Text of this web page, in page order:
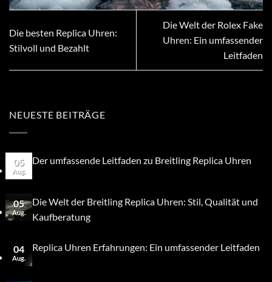
Die besten Replica Uhren:
Stilvoll und Bezahlt
Die Welt der Rolex Fake
Uhren: Ein umfassender
Leitfaden
NEUESTE BEITRÄGE
05
Aug.
Der umfassende Leitfaden zu Breitling Replica Uhren
05
Aug.
Die Welt der Breitling Replica Uhren: Stil, Qualität und
Kaufberatung
04
Aug.
Replica Uhren Erfahrungen: Ein umfassender Leitfaden